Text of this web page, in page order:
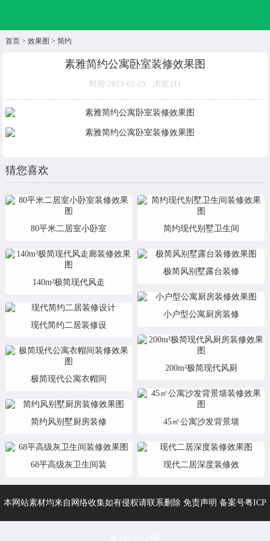
首页> 效果图 > 简约
素雅简约公寓卧室装修效果图
时间:2023-02-25 浏览:(1)
猜您喜欢
80平米二居室小卧室
140m²极简现代风走
现代简约二居装修设
极简现代公寓衣帽间
简约风别墅厨房装修
68平高级灰卫生间装
简约现代别墅卫生间
极简风别墅露台装修
小户型公寓厨房装修
200m²极简现代风厨
45㎡公寓沙发背景墙
现代二居深度装修效
本网站素材均来自网络收集如有侵权请联系删除 免责声明 备案号粤ICP